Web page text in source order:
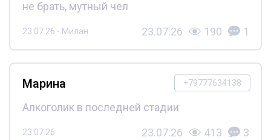
не брать, мутный чел
23.07.26 - Милан 23.07.26 190 1
+79777634138
Марина
Алкоголик в последней стадии
23.07.26 23.07.26 413 3